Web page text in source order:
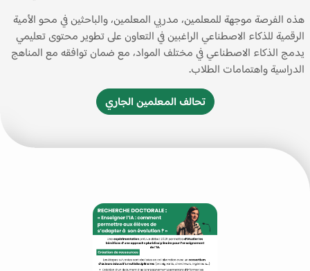
هذه الفرصة موجهة للمعلمين، مدربي المعلمين، والباحثين في محو الأمية
الرقمية للذكاء الاصطناعي الراغبين في التعاون على تطوير محتوى تعليمي
يدمج الذكاء الاصطناعي في مختلف المواد، مع ضمان توافقه مع المناهج
الدراسية واهتمامات الطلاب.
تحالف المعلمين الجاري